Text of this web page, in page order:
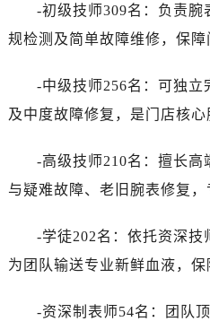
-初级技师309名：负责腕
规检测及简单故障维修，保障
-中级技师256名：可独
及中度故障修复，是门店核心
-高级技师210名：擅长
与疑难故障、老旧腕表修复，
-学徒202名：依托资深技
为团队输送专业新鲜血液，保
-资深制表师54名：团队